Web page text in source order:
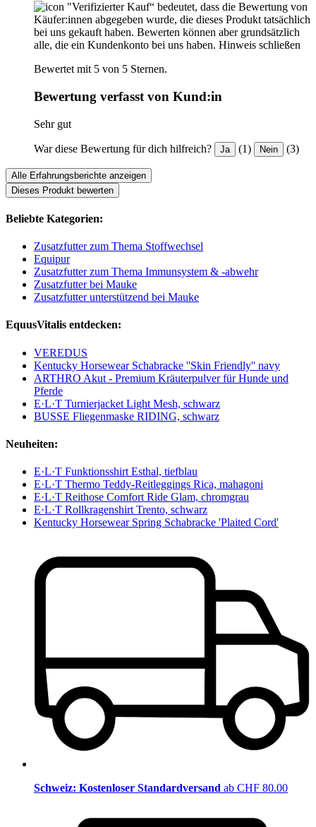
"Verifizierter Kauf“ bedeutet, dass die Bewertung von
Käufer:innen abgegeben wurde, die dieses Produkt tatsächlich
bei uns gekauft haben. Bewerten können aber grundsätzlich
alle, die ein Kundenkonto bei uns haben. Hinweis schließen
Bewertet mit 5 von 5 Sternen.
Bewertung verfasst von Kund:in
Sehr gut
War diese Bewertung für dich hilfreich? Ja (1) Nein (3)
Alle Erfahrungsberichte anzeigen
Dieses Produkt bewerten
Beliebte Kategorien:
Zusatzfutter zum Thema Stoffwechsel
Equipur
Zusatzfutter zum Thema Immunsystem & -abwehr
Zusatzfutter bei Mauke
Zusatzfutter unterstützend bei Mauke
EquusVitalis entdecken:
VEREDUS
Kentucky Horsewear Schabracke ''Skin Friendly'' navy
ARTHRO Akut - Premium Kräuterpulver für Hunde und
Pferde
E·L·T Turnierjacket Light Mesh, schwarz
BUSSE Fliegenmaske RIDING, schwarz
Neuheiten:
E·L·T Funktionsshirt Esthal, tiefblau
E·L·T Thermo Teddy-Reitleggings Rica, mahagoni
E·L·T Reithose Comfort Ride Glam, chromgrau
E·L·T Rollkragenshirt Trento, schwarz
Kentucky Horsewear Spring Schabracke 'Plaited Cord'
Schweiz: Kostenloser Standardversand ab CHF 80.00